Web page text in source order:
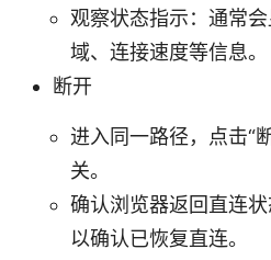
观察状态指示：通常
域、连接速度等信息。
断开
进入同一路径，点击“
关。
确认浏览器返回直连
以确认已恢复直连。